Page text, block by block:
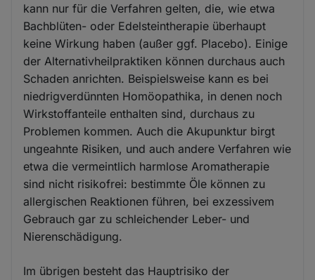
kann nur für die Verfahren gelten, die, wie etwa
Bachblüten- oder Edelsteintherapie überhaupt
keine Wirkung haben (außer ggf. Placebo). Einige
der Alternativheilpraktiken können durchaus auch
Schaden anrichten. Beispielsweise kann es bei
niedrigverdünnten Homöopathika, in denen noch
Wirkstoffanteile enthalten sind, durchaus zu
Problemen kommen. Auch die Akupunktur birgt
ungeahnte Risiken, und auch andere Verfahren wie
etwa die vermeintlich harmlose Aromatherapie
sind nicht risikofrei: bestimmte Öle können zu
allergischen Reaktionen führen, bei exzessivem
Gebrauch gar zu schleichender Leber- und
Nierenschädigung.
Im übrigen besteht das Hauptrisiko der